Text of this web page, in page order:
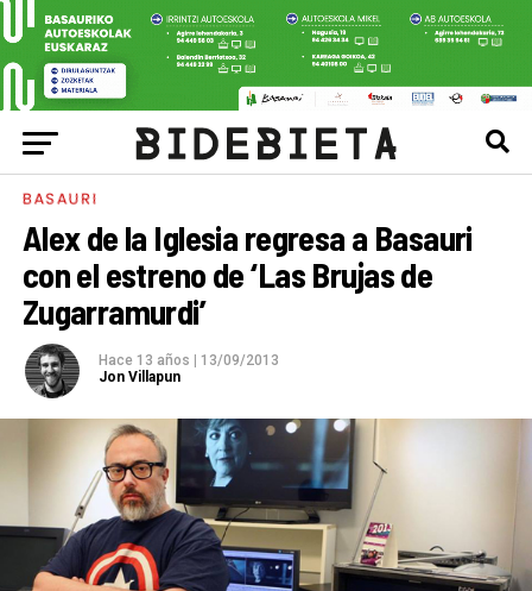
BASAURI
Alex de la Iglesia regresa a Basauri
con el estreno de ‘Las Brujas de
Zugarramurdi’
Hace 13 años
13/09/2013
Jon Villapun